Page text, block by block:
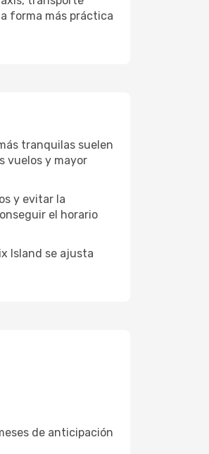
forma más práctica
tranquilas suelen
vuelos y mayor
y evitar la
el horario
Island se ajusta
de anticipación